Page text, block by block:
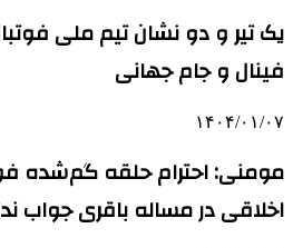
یک تیر و دو نشان تیم ملی
فینال و جام جهانی
۱۴۰۴/۰۱/۰۷
مومنی: احترام حلقه گم‌شده
اخلاقی در مساله باقری جواب